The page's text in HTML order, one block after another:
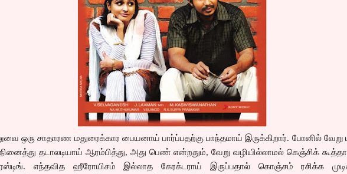
ஒரு சாதாரண மதுரைக்கார பையனாய் பார்ப்பதற்கு பாந்தமாய் இருக்கிறார். போனில் வேறு
தடாலடியாய் ஆரம்பித்து, அது பெண் என்றதும், வேறு வழியில்லாமல் கெஞ்சிக்
எந்தவித ஹீரோயிசம் இல்லாத கேரக்டராய் இருப்பதால் கொஞ்சம் ரசிக்க